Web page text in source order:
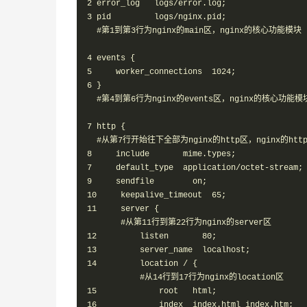
2 error_log   logs/error.log;
3 pid         logs/nginx.pid;
#第1到第3行为nginx的main区，nginx的核心功能模块
4 events {
5     worker_connections  1024;
6 }
#第4到第6行为nginx的events区，nginx的核心功能模
7 http {
#从第7行开始往下全部为nginx的http区，nginx的http
8     include       mime.types;
7     default_type  application/octet-stream;
9     sendfile        on;
10     keepalive_timeout  65;
11     server {
#从第11行到第22行为nginx的server区
12         listen       80;
13         server_name  localhost;
14         location / {
#从14行到17行为nginx的location区
15             root   html;
16             index  index.html index.htm;